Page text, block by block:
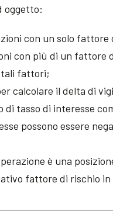
oggetto:
con un solo
con più di un fattore
fattori;
calcolare il delta di
di tasso di interesse
possono essere
è una
fattore di rischio